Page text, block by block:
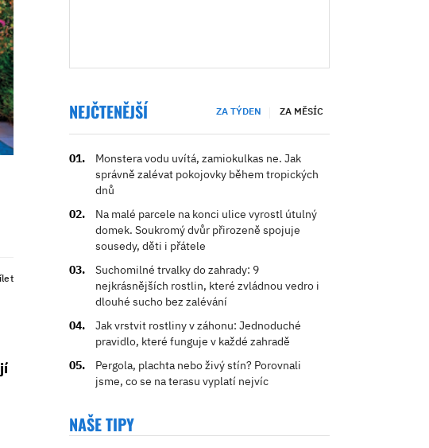
NEJČTENĚJŠÍ ZA TÝDEN ZA MĚSÍC
Monstera vodu uvítá, zamiokulkas ne. Jak
správně zalévat pokojovky během tropických
dnů
Na malé parcele na konci ulice vyrostl útulný
domek. Soukromý dvůr přirozeně spojuje
sousedy, děti i přátele
Suchomilné trvalky do zahrady: 9
nejkrásnějších rostlin, které zvládnou vedro i
dlouhé sucho bez zalévání
Jak vrstvit rostliny v záhonu: Jednoduché
pravidlo, které funguje v každé zahradě
Pergola, plachta nebo živý stín? Porovnali
jsme, co se na terasu vyplatí nejvíc
NAŠE TIPY